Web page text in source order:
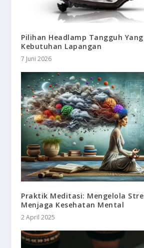
Pilihan Headlamp Tangguh
Kebutuhan Lapangan
7 Juni 2026
Praktik Meditasi: Mengelola
Menjaga Kesehatan Mental
2 April 2025